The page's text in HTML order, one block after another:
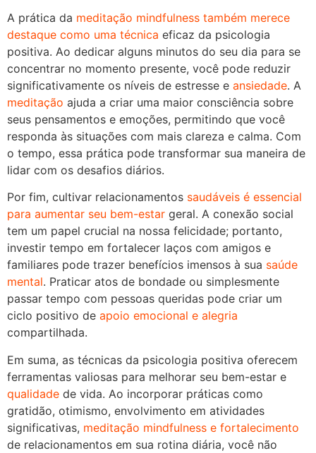
A prática da meditação mindfulness também merece
destaque como uma técnica eficaz da psicologia
positiva. Ao dedicar alguns minutos do seu dia para se
concentrar no momento presente, você pode reduzir
significativamente os níveis de estresse e ansiedade. A
meditação ajuda a criar uma maior consciência sobre
seus pensamentos e emoções, permitindo que você
responda às situações com mais clareza e calma. Com
o tempo, essa prática pode transformar sua maneira de
lidar com os desafios diários.
Por fim, cultivar relacionamentos saudáveis é essencial
para aumentar seu bem-estar geral. A conexão social
tem um papel crucial na nossa felicidade; portanto,
investir tempo em fortalecer laços com amigos e
familiares pode trazer benefícios imensos à sua saúde
mental. Praticar atos de bondade ou simplesmente
passar tempo com pessoas queridas pode criar um
ciclo positivo de apoio emocional e alegria
compartilhada.
Em suma, as técnicas da psicologia positiva oferecem
ferramentas valiosas para melhorar seu bem-estar e
qualidade de vida. Ao incorporar práticas como
gratidão, otimismo, envolvimento em atividades
significativas, meditação mindfulness e fortalecimento
de relacionamentos em sua rotina diária, você não